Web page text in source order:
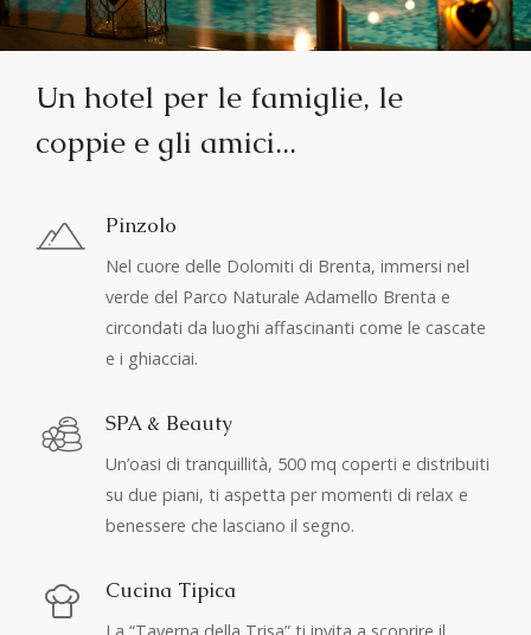
Un hotel per le famiglie, le
coppie e gli amici...
Pinzolo
Nel cuore delle Dolomiti di Brenta, immersi nel
verde del Parco Naturale Adamello Brenta e
circondati da luoghi affascinanti come le cascate
e i ghiacciai.
SPA & Beauty
Un’oasi di tranquillità, 500 mq coperti e distribuiti
su due piani, ti aspetta per momenti di relax e
benessere che lasciano il segno.
Cucina Tipica